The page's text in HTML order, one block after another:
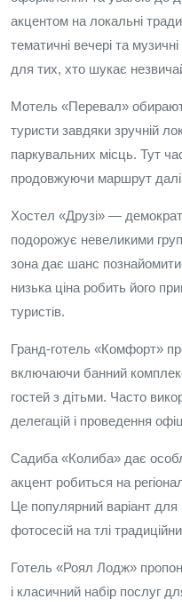
акцентом на локальні
тематичні вечері та
для тих, хто шукає
Мотель «Перевал»
туристи завдяки зручній
паркувальних місць. Тут
продовжуючи маршрут далі
Хостел «Друзі» —
подорожує невеликими
зона дає шанс
низька ціна робить його
туристів.
Гранд-готель «Комфорт»
включаючи банний
гостей з дітьми. Часто
делегацій і проведення
Садиба «Колиба» дає
акцент робиться на
Це популярний варіант для
фотосесій на тлі
Готель «Роял Лодж»
і класичний набір послуг